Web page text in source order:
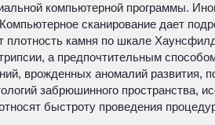
компьютерной программы.
сканирование дает
плотность камня по шкале
а предпочтительным
врожденных аномалий развития,
забрюшинного
быстроту проведения